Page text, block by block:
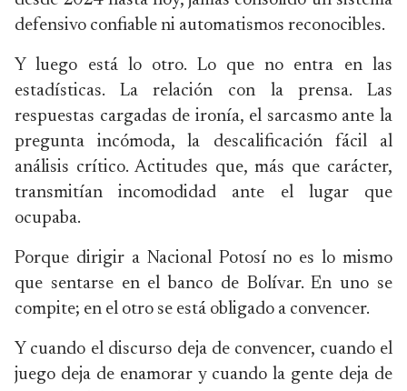
defensivo confiable ni automatismos reconocibles.
Y luego está lo otro. Lo que no entra en las
estadísticas. La relación con la prensa. Las
respuestas cargadas de ironía, el sarcasmo ante la
pregunta incómoda, la descalificación fácil al
análisis crítico. Actitudes que, más que carácter,
transmitían incomodidad ante el lugar que
ocupaba.
Porque dirigir a Nacional Potosí no es lo mismo
que sentarse en el banco de Bolívar. En uno se
compite; en el otro se está obligado a convencer.
Y cuando el discurso deja de convencer, cuando el
juego deja de enamorar y cuando la gente deja de